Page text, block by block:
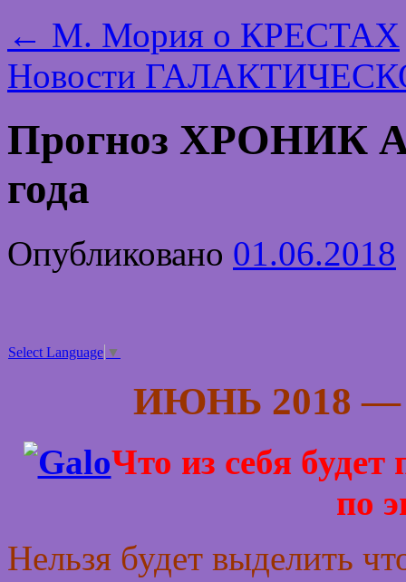
← М. Мория о КРЕСТАХ
Новости
Прогноз ХРОНИК
года
Опубликовано 01.06.2018
Select Language ▼
ИЮНЬ 2018
Что из себя
по
Нельзя будет выделить